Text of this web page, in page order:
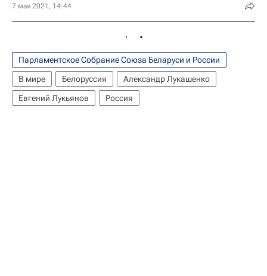
7 мая 2021, 14:44
Парламентское Собрание Союза Беларуси и России
В мире
Белоруссия
Александр Лукашенко
Евгений Лукьянов
Россия